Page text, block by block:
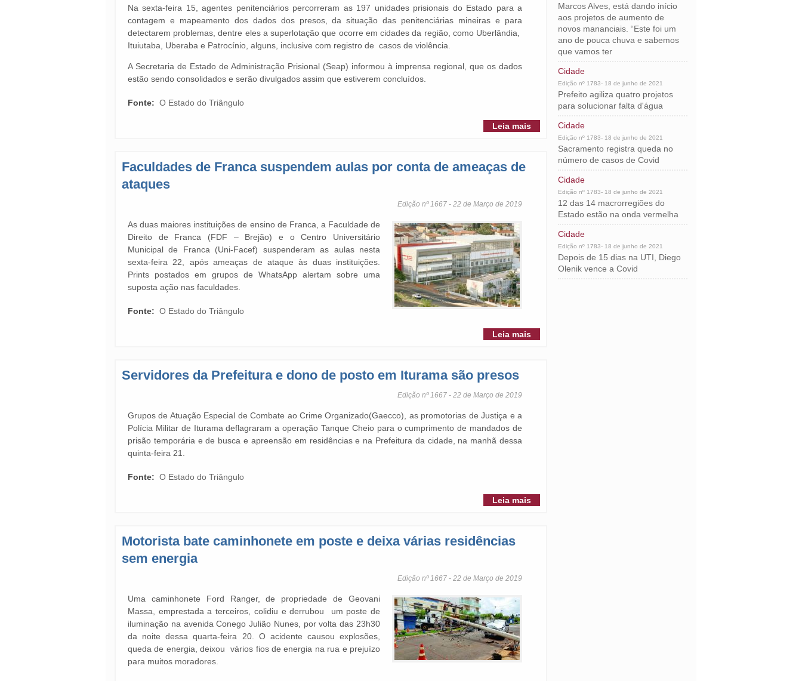
Na sexta-feira 15, agentes penitenciários percorreram as 197 unidades prisionais do Estado para a
contagem e mapeamento dos dados dos presos, da situação das penitenciárias mineiras e para
detectarem problemas, dentre eles a superlotação que ocorre em cidades da região, como Uberlândia,
Ituiutaba, Uberaba e Patrocínio, alguns, inclusive com registro de casos de violência.
A Secretaria de Estado de Administração Prisional (Seap) informou à imprensa regional, que os dados
estão sendo consolidados e serão divulgados assim que estiverem concluídos.
Fonte: O Estado do Triângulo
Leia mais
Faculdades de Franca suspendem aulas por conta de ameaças de
ataques
Edição nº 1667 - 22 de Março de 2019
As duas maiores instituições de ensino de Franca, a Faculdade de
Direito de Franca (FDF – Brejão) e o Centro Universitário
Municipal de Franca (Uni-Facef) suspenderam as aulas nesta
sexta-feira 22, após ameaças de ataque às duas instituições.
Prints postados em grupos de WhatsApp alertam sobre uma
suposta ação nas faculdades.
Fonte: O Estado do Triângulo
Leia mais
Servidores da Prefeitura e dono de posto em Iturama são presos
Edição nº 1667 - 22 de Março de 2019
Grupos de Atuação Especial de Combate ao Crime Organizado(Gaecco), as promotorias de Justiça e a
Polícia Militar de Iturama deflagraram a operação Tanque Cheio para o cumprimento de mandados de
prisão temporária e de busca e apreensão em residências e na Prefeitura da cidade, na manhã dessa
quinta-feira 21.
Fonte: O Estado do Triângulo
Leia mais
Motorista bate caminhonete em poste e deixa várias residências
sem energia
Edição nº 1667 - 22 de Março de 2019
Uma caminhonete Ford Ranger, de propriedade de Geovani
Massa, emprestada a terceiros, colidiu e derrubou um poste de
iluminação na avenida Conego Julião Nunes, por volta das 23h30
da noite dessa quarta-feira 20. O acidente causou explosões,
queda de energia, deixou vários fios de energia na rua e prejuízo
para muitos moradores.
Marcos Alves, está dando início
aos projetos de aumento de
novos mananciais. “Este foi um
ano de pouca chuva e sabemos
que vamos ter
Cidade
Edição nº 1783- 18 de junho de 2021
Prefeito agiliza quatro projetos
para solucionar falta d'água
Cidade
Edição nº 1783- 18 de junho de 2021
Sacramento registra queda no
número de casos de Covid
Cidade
Edição nº 1783- 18 de junho de 2021
12 das 14 macrorregiões do
Estado estão na onda vermelha
Cidade
Edição nº 1783- 18 de junho de 2021
Depois de 15 dias na UTI, Diego
Olenik vence a Covid